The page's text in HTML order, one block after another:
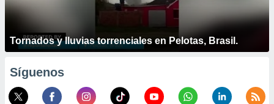
Tornados y lluvias torrenciales en Pelotas, Brasil.
Síguenos